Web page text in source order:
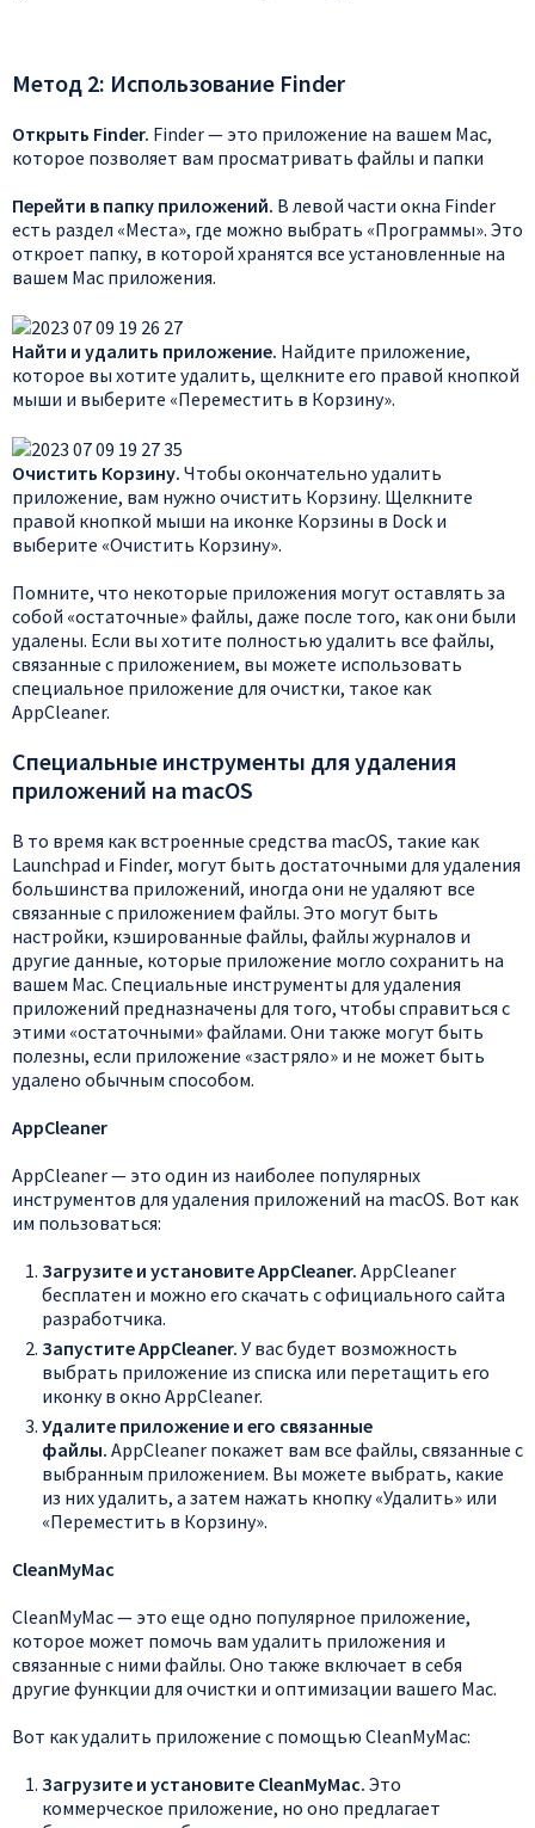
Метод 2: Использование Finder
Открыть Finder. Finder — это приложение на вашем Mac,
которое позволяет вам просматривать файлы и папки
Перейти в папку приложений. В левой части окна Finder
есть раздел «Места», где можно выбрать «Программы». Это
откроет папку, в которой хранятся все установленные на
вашем Mac приложения.
Найти и удалить приложение. Найдите приложение,
которое вы хотите удалить, щелкните его правой кнопкой
мыши и выберите «Переместить в Корзину».
Очистить Корзину. Чтобы окончательно удалить
приложение, вам нужно очистить Корзину. Щелкните
правой кнопкой мыши на иконке Корзины в Dock и
выберите «Очистить Корзину».
Помните, что некоторые приложения могут оставлять за
собой «остаточные» файлы, даже после того, как они были
удалены. Если вы хотите полностью удалить все файлы,
связанные с приложением, вы можете использовать
специальное приложение для очистки, такое как
AppCleaner.
Специальные инструменты для удаления
приложений на macOS
В то время как встроенные средства macOS, такие как
Launchpad и Finder, могут быть достаточными для удаления
большинства приложений, иногда они не удаляют все
связанные с приложением файлы. Это могут быть
настройки, кэшированные файлы, файлы журналов и
другие данные, которые приложение могло сохранить на
вашем Mac. Специальные инструменты для удаления
приложений предназначены для того, чтобы справиться с
этими «остаточными» файлами. Они также могут быть
полезны, если приложение «застряло» и не может быть
удалено обычным способом.
AppCleaner
AppCleaner — это один из наиболее популярных
инструментов для удаления приложений на macOS. Вот как
им пользоваться:
Загрузите и установите AppCleaner. AppCleaner
бесплатен и можно его скачать с официального сайта
разработчика.
Запустите AppCleaner. У вас будет возможность
выбрать приложение из списка или перетащить его
иконку в окно AppCleaner.
Удалите приложение и его связанные
файлы. AppCleaner покажет вам все файлы, связанные с
выбранным приложением. Вы можете выбрать, какие
из них удалить, а затем нажать кнопку «Удалить» или
«Переместить в Корзину».
CleanMyMac
CleanMyMac — это еще одно популярное приложение,
которое может помочь вам удалить приложения и
связанные с ними файлы. Оно также включает в себя
другие функции для очистки и оптимизации вашего Mac.
Вот как удалить приложение с помощью CleanMyMac:
Загрузите и установите CleanMyMac. Это
коммерческое приложение, но оно предлагает